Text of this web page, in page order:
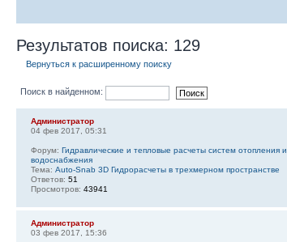
Результатов поиска: 129
Вернуться к расширенному поиску
Поиск в найденном:
Администратор
04 фев 2017, 05:31
Форум: Гидравлические и тепловые расчеты систем отопления и
водоснабжения
Тема: Auto-Snab 3D Гидрорасчеты в трехмерном пространстве
Ответов: 51
Просмотров: 43941
Администратор
03 фев 2017, 15:36